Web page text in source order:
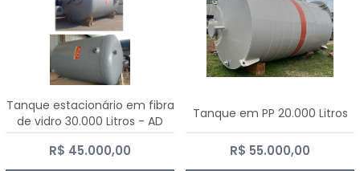
Tanque estacionário em fibra
de vidro 30.000 Litros - AD
Fibras
R$ 45.000,00
Tanque em PP 20.000 Litros
R$ 55.000,00